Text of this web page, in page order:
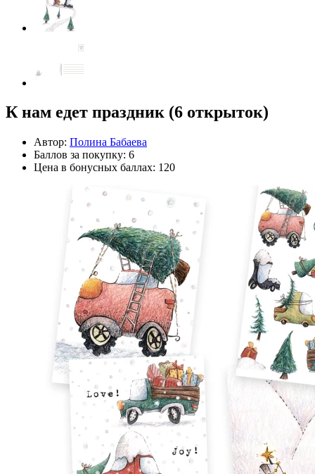
К нам едет праздник (6 открыток)
Автор: Полина Бабаева
Баллов за покупку: 6
Цена в бонусных баллах: 120